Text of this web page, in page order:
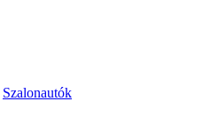
Szalonautók